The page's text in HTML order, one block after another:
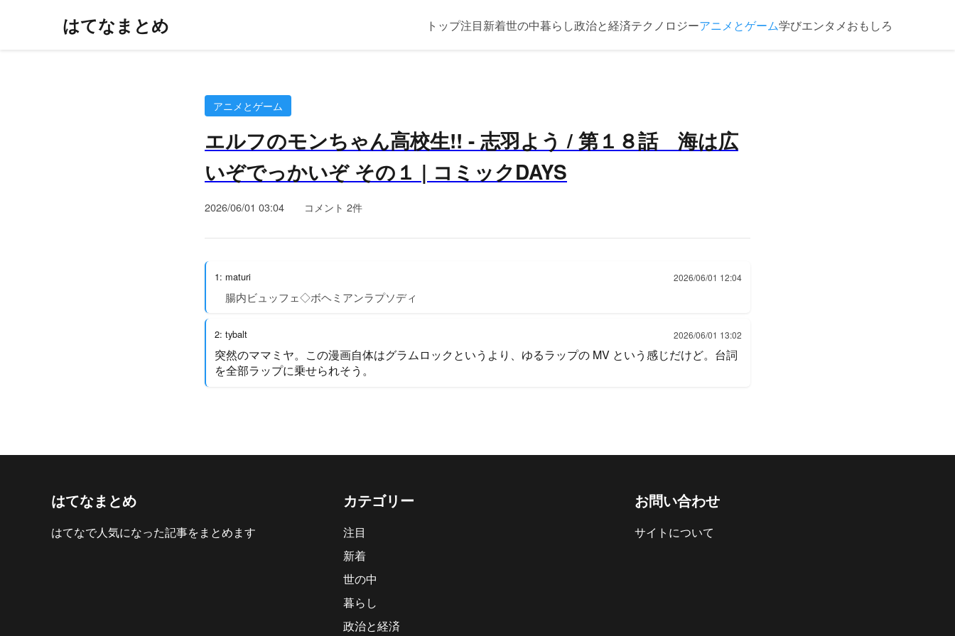
はてなまとめ トップ注目新着世の中暮らし政治と経済テクノロジーアニメとゲーム学びエンタメおもしろ
アニメとゲーム
エルフのモンちゃん高校生!! - 志羽よう / 第１８話 海は広
いぞでっかいぞ その１ | コミックDAYS
2026/06/01 03:04 コメント 2件
1: maturi 2026/06/01 12:04
腸内ビュッフェ◇ボヘミアンラプソディ
2: tybalt 2026/06/01 13:02
突然のママミヤ。この漫画自体はグラムロックというより、ゆるラップの MV という感じだけど。台詞
を全部ラップに乗せられそう。
はてなまとめ
はてなで人気になった記事をまとめます
カテゴリー
注目
新着
世の中
暮らし
政治と経済
お問い合わせ
サイトについて